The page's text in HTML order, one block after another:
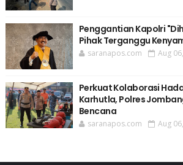
Penggantian Kapolri
Pihak Terganggu
saranapos.com Aug
Perkuat Kolaborasi
Karhutla, Polres
Bencana
saranapos.com Aug